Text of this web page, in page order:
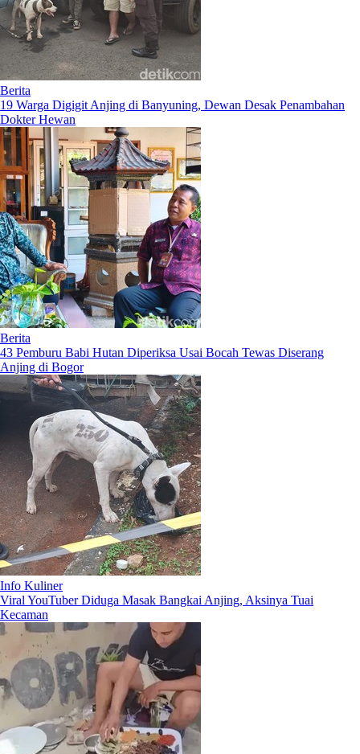
Berita
19 Warga Digigit Anjing di Banyuning, Dewan Desak Penambahan
Dokter Hewan
Berita
43 Pemburu Babi Hutan Diperiksa Usai Bocah Tewas Diserang
Anjing di Bogor
Info Kuliner
Viral YouTuber Diduga Masak Bangkai Anjing, Aksinya Tuai
Kecaman